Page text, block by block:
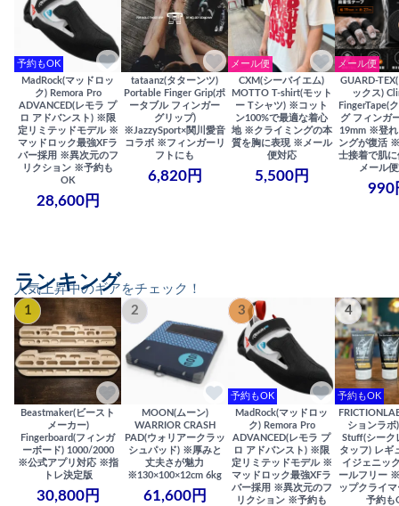
予約もOK
MadRock(マッドロッ
ク) Remora Pro
ADVANCED(レモラ プ
ロ アドバンスト) ※限
定リミテッドモデル ※
マッドロック最強XFラ
バー採用 ※異次元のフ
リクション ※予約も
OK
28,600円
tataanz(タターンツ)
Portable Finger Grip(ポ
ータブル フィンガー
グリップ)
※JazzySport×関川愛音
コラボ ※フィンガーリ
フトにも
6,820円
メール便
CXM(シーバイエム)
MOTTO T-shirt(モット
ー Tシャツ) ※コット
ン100%で最適な着心
地 ※クライミングの本
質を胸に表現 ※メール
便対応
5,500円
メール便
GUARD-
ックス)
FingerTape(
グ フィンガ
19mm ※登れ
ングが復活
士接着で肌
メール
990
人気上昇中のギアをチェック！
ランキング
1
Beastmaker(ビースト
メーカー)
Fingerboard(フィンガ
ーボード) 1000/2000
※公式アプリ対応 ※指
トレ決定版
30,800円
2
MOON(ムーン)
WARRIOR CRASH
PAD(ウォリアークラッ
シュパッド) ※厚みと
丈夫さが魅力
※130×100×12cm 6kg
61,600円
3
予約もOK
MadRock(マッドロッ
ク) Remora Pro
ADVANCED(レモラ プ
ロ アドバンスト) ※限
定リミテッドモデル ※
マッドロック最強XFラ
バー採用 ※異次元のフ
リクション ※予約も
4
予約もOK
ションラボ
Stuff(シーク
タッフ) レギ
イジェニッ
ールフリー
ップクライ
予約も